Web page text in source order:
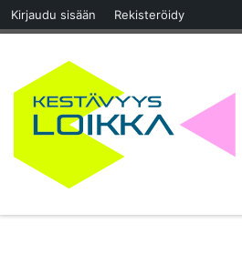
Kirjaudu sisään Rekisteröidy
Skip to content